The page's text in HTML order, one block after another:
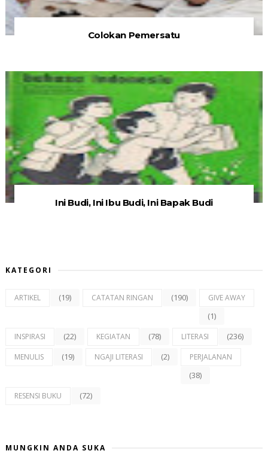
Colokan Pemersatu
Ini Budi, Ini Ibu Budi, Ini Bapak Budi
KATEGORI
ARTIKEL (19) CATATAN RINGAN (190) GIVE AWAY
(1)
INSPIRASI (22) KEGIATAN (78) LITERASI (236)
MENULIS (19) NGAJI LITERASI (2) PERJALANAN
(38)
RESENSI BUKU (72)
MUNGKIN ANDA SUKA